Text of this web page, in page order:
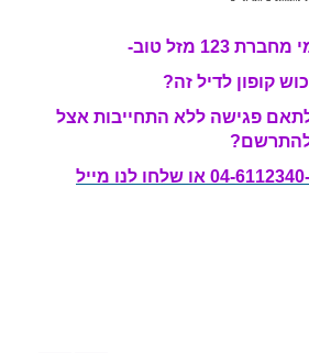
123 מזל טוב-
קופון לדיל זה?
לתאם פגישה ללא התחייבות אצל